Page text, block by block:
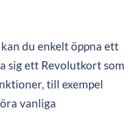
du enkelt öppna ett
sig ett Revolutkort som
till exempel
vanliga